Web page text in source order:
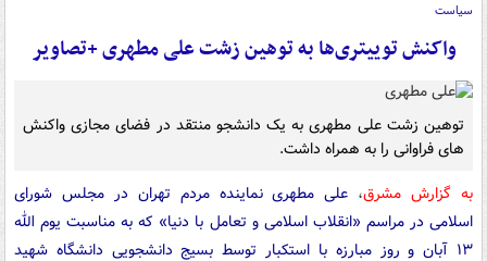
سیاست
واکنش توییتری‌ها به توهین زشت علی مطهری +تصاویر
توهین زشت علی مطهری به یک دانشجو منتقد در فضای مجازی واکنش
های فراوانی را به همراه داشت.
به گزارش مشرق، علی مطهری نماینده مردم تهران در مجلس شورای
اسلامی در مراسم «انقلاب اسلامی و تعامل با دنیا» که به مناسبت یوم الله
۱۳ آبان و روز مبارزه با استکبار توسط بسیج دانشجویی دانشگاه شهید